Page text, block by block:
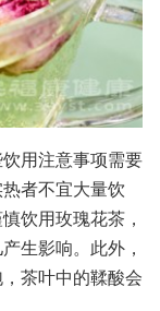
用注意事项需要
者不宜大量饮
饮用玫瑰花茶，
生影响。此外，
茶叶中的鞣酸会